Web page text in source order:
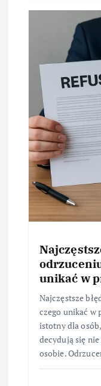
unikać w
Najczęstsze
czego unikać w
istotny dla
decydują się
osobie.